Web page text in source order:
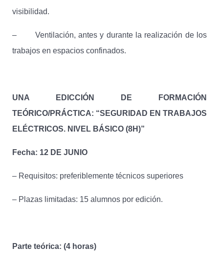
visibilidad.
– Ventilación, antes y durante la realización de los
trabajos en espacios confinados.
UNA EDICCIÓN DE FORMACIÓN
TEÓRICO/PRÁCTICA: “SEGURIDAD EN TRABAJOS
ELÉCTRICOS. NIVEL BÁSICO (8H)”
Fecha: 12 DE JUNIO
– Requisitos: preferiblemente técnicos superiores
– Plazas limitadas: 15 alumnos por edición.
Parte teórica: (4 horas)